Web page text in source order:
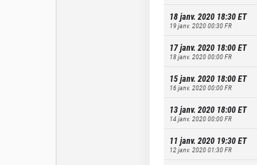
18 janv. 2020 18:30ET
19 janv. 2020 00:30FR
17 janv. 2020 18:00ET
18 janv. 2020 00:00FR
15 janv. 2020 18:00ET
16 janv. 2020 00:00FR
13 janv. 2020 18:00ET
14 janv. 2020 00:00FR
11 janv. 2020 19:30ET
12 janv. 2020 01:30FR